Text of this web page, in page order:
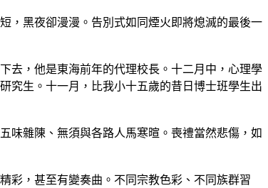
，黑夜卻漫漫。告別式如同煙火即將熄滅的最後一
去，他是東海前年的代理校長。十二月中，心理學
究生。十一月，比我小十五歲的昔日博士班學生出
味雜陳、無須與各路人馬寒暄。喪禮當然悲傷，如
彩，甚至有變奏曲。不同宗教色彩、不同族群習